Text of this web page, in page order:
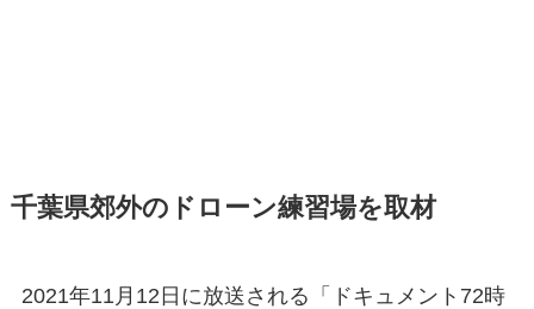
千葉県郊外のドローン練習場を取材
2021年11月12日に放送される「ドキュメント72時